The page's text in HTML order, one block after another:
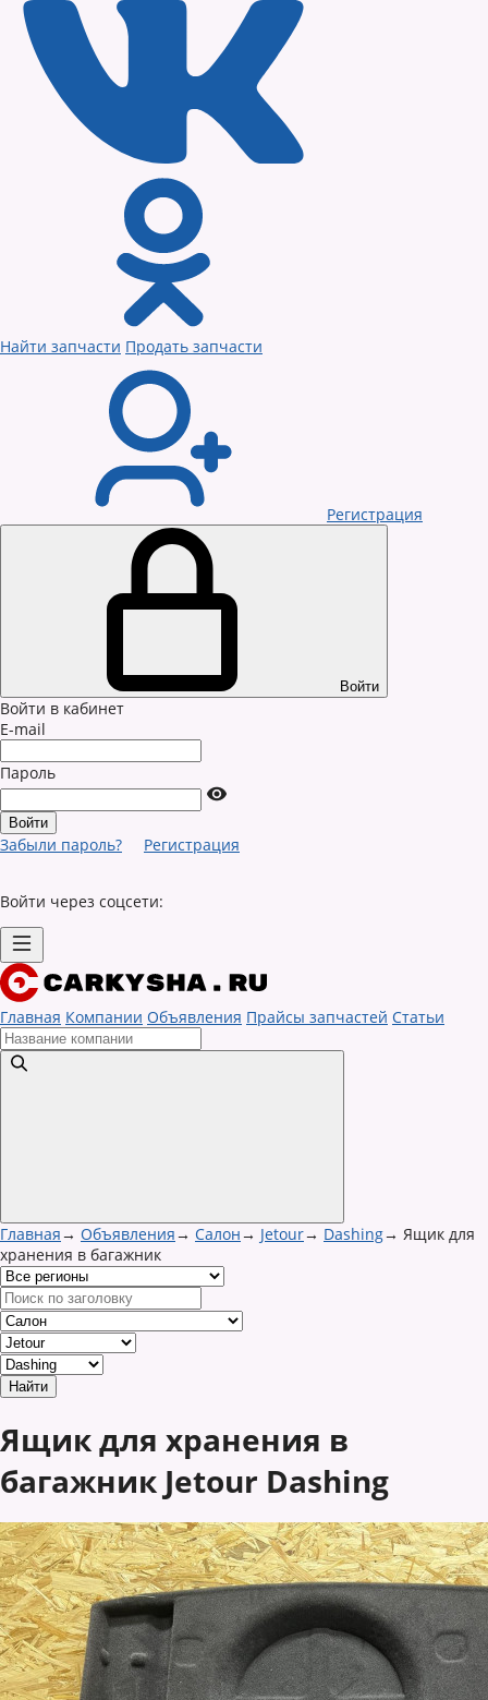
Найти запчасти Продать запчасти
Регистрация
Войти
Войти в кабинет
E-mail
Пароль
Забыли пароль? Регистрация
Войти через соцсети:
Главная Компании Объявления Прайсы запчастей Статьи
Главная→ Объявления→ Салон→ Jetour→ Dashing→ Ящик для
хранения в багажник
Ящик для хранения в
багажник Jetour Dashing